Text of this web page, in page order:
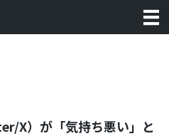
X）が「気持ち悪い」と